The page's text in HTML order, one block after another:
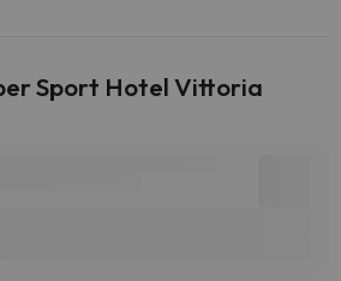
Sport Hotel Vittoria